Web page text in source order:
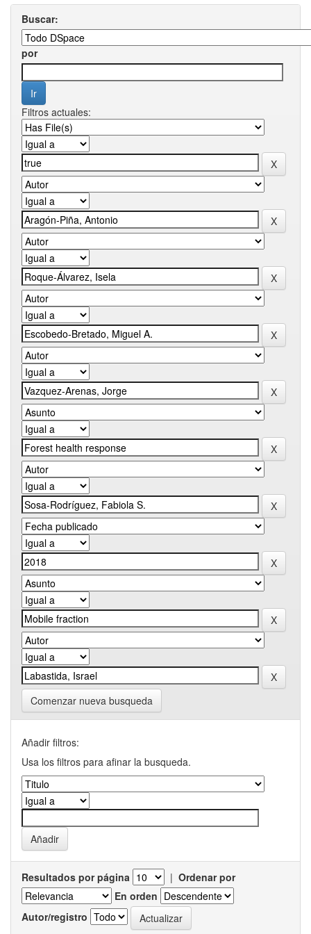
Buscar:
por
Filtros actuales:
Comenzar nueva busqueda
Añadir filtros:
Usa los filtros para afinar la busqueda.
Resultados por página | Ordenar por
En orden
Autor/registro